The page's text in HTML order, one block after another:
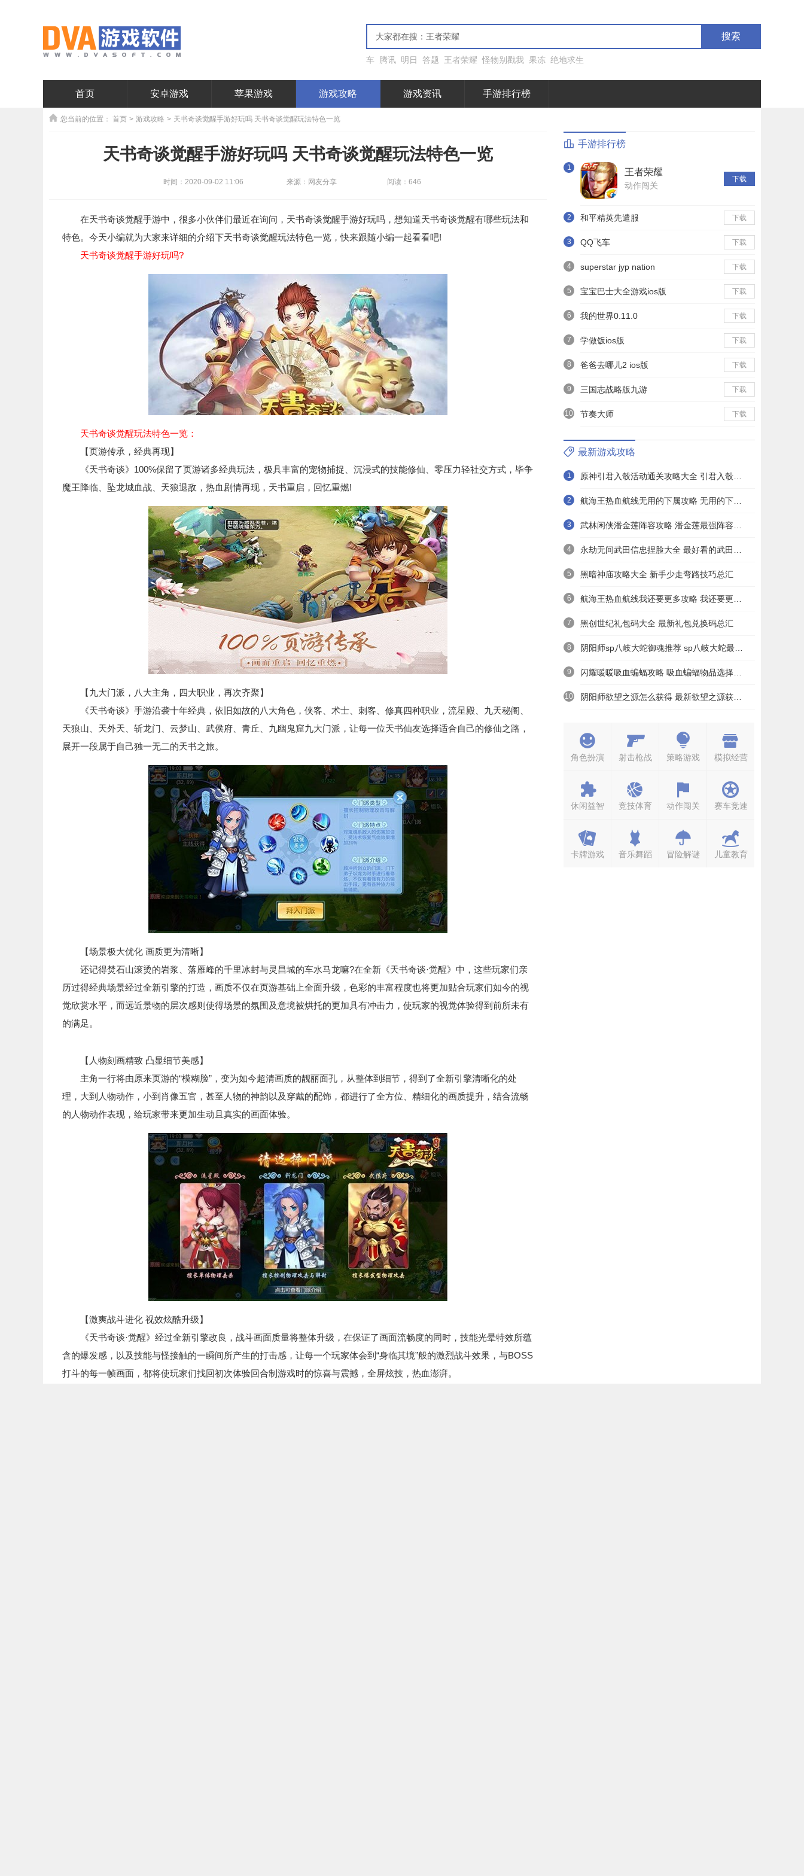
搜索
车 腾讯 明日 答题 王者荣耀 怪物别戳我 果冻 绝地求生
首页 安卓游戏 苹果游戏 游戏攻略 游戏资讯 手游排行榜
您当前的位置： 首页 > 游戏攻略 > 天书奇谈觉醒手游好玩吗 天书奇谈觉醒玩法特色一览
天书奇谈觉醒手游好玩吗 天书奇谈觉醒玩法特色一览
时间：2020-09-02 11:06 来源：网友分享 阅读：646
在天书奇谈觉醒手游中，很多小伙伴们最近在询问，天书奇谈觉醒手游好玩吗，想知道天书奇谈觉醒有哪些玩法和
特色。今天小编就为大家来详细的介绍下天书奇谈觉醒玩法特色一览，快来跟随小编一起看看吧!
天书奇谈觉醒手游好玩吗?
天书奇谈觉醒玩法特色一览：
【页游传承，经典再现】
《天书奇谈》100%保留了页游诸多经典玩法，极具丰富的宠物捕捉、沉浸式的技能修仙、零压力轻社交方式，毕争
魔王降临、坠龙城血战、天狼退敌，热血剧情再现，天书重启，回忆重燃!
【九大门派，八大主角，四大职业，再次齐聚】
《天书奇谈》手游沿袭十年经典，依旧如故的八大角色，侠客、术士、刺客、修真四种职业，流星殿、九天秘阁、
天狼山、天外天、斩龙门、云梦山、武侯府、青丘、九幽鬼窟九大门派，让每一位天书仙友选择适合自己的修仙之路，
展开一段属于自己独一无二的天书之旅。
【场景极大优化 画质更为清晰】
还记得焚石山滚烫的岩浆、落雁峰的千里冰封与灵昌城的车水马龙嘛?在全新《天书奇谈·觉醒》中，这些玩家们亲
历过得经典场景经过全新引擎的打造，画质不仅在页游基础上全面升级，色彩的丰富程度也将更加贴合玩家们如今的视
觉欣赏水平，而远近景物的层次感则使得场景的氛围及意境被烘托的更加具有冲击力，使玩家的视觉体验得到前所未有
的满足。
【人物刻画精致 凸显细节美感】
主角一行将由原来页游的“模糊脸”，变为如今超清画质的靓丽面孔，从整体到细节，得到了全新引擎清晰化的处
理，大到人物动作，小到肖像五官，甚至人物的神韵以及穿戴的配饰，都进行了全方位、精细化的画质提升，结合流畅
的人物动作表现，给玩家带来更加生动且真实的画面体验。
【激爽战斗进化 视效炫酷升级】
《天书奇谈·觉醒》经过全新引擎改良，战斗画面质量将整体升级，在保证了画面流畅度的同时，技能光晕特效所蕴
含的爆发感，以及技能与怪接触的一瞬间所产生的打击感，让每一个玩家体会到“身临其境”般的激烈战斗效果，与BOSS
打斗的每一帧画面，都将使玩家们找回初次体验回合制游戏时的惊喜与震撼，全屏炫技，热血澎湃。
手游排行榜
1 王者荣耀
动作闯关
下载
2 和平精英先遣服 下载
3 QQ飞车 下载
4 superstar jyp nation 下载
5 宝宝巴士大全游戏ios版 下载
6 我的世界0.11.0 下载
7 学做饭ios版 下载
8 爸爸去哪儿2 ios版 下载
9 三国志战略版九游 下载
10 节奏大师 下载
最新游戏攻略
1
2
3
4
5 黑暗神庙攻略大全 新手少走弯路技巧总汇
6
7 黑创世纪礼包码大全 最新礼包兑换码总汇
8
9
10
角色扮演 射击枪战 策略游戏 模拟经营
休闲益智 竞技体育 动作闯关 赛车竞速
卡牌游戏 音乐舞蹈 冒险解谜 儿童教育